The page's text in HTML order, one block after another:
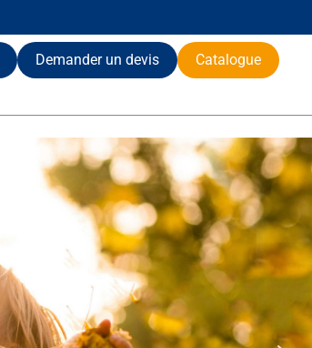
Demander un devis
Catalogue